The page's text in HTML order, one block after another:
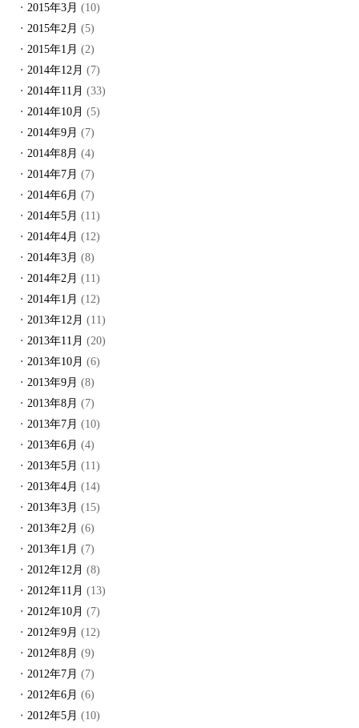
2015年3月 (10)
2015年2月 (5)
2015年1月 (2)
2014年12月 (7)
2014年11月 (33)
2014年10月 (5)
2014年9月 (7)
2014年8月 (4)
2014年7月 (7)
2014年6月 (7)
2014年5月 (11)
2014年4月 (12)
2014年3月 (8)
2014年2月 (11)
2014年1月 (12)
2013年12月 (11)
2013年11月 (20)
2013年10月 (6)
2013年9月 (8)
2013年8月 (7)
2013年7月 (10)
2013年6月 (4)
2013年5月 (11)
2013年4月 (14)
2013年3月 (15)
2013年2月 (6)
2013年1月 (7)
2012年12月 (8)
2012年11月 (13)
2012年10月 (7)
2012年9月 (12)
2012年8月 (9)
2012年7月 (7)
2012年6月 (6)
2012年5月 (10)